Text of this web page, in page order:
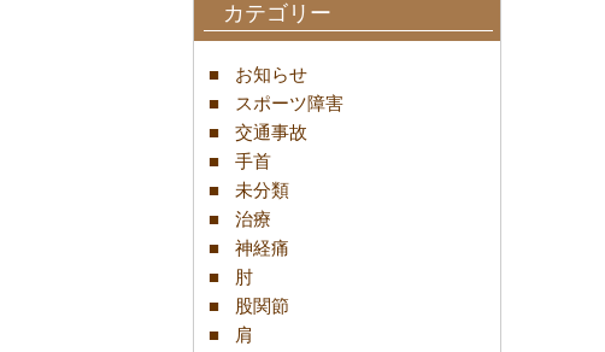
カテゴリー
お知らせ
スポーツ障害
交通事故
手首
未分類
治療
神経痛
肘
股関節
肩